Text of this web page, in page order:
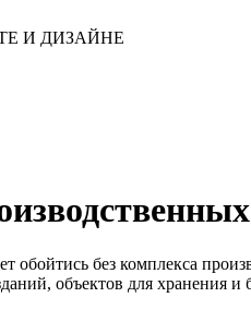
И ДИЗАЙНЕ
без комплекса
объектов для хранения